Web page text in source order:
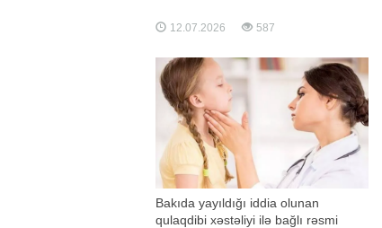
aşkarlama və müalicə yaxşılaşdırılmadıqda,
2050-ci ilə qədər yeni xərçəng hallarının
Hesabatda qey
12.07.2026 587
Bakıda yayıldığı iddia olunan
qulaqdibi xəstəliyi ilə bağlı rəsmi